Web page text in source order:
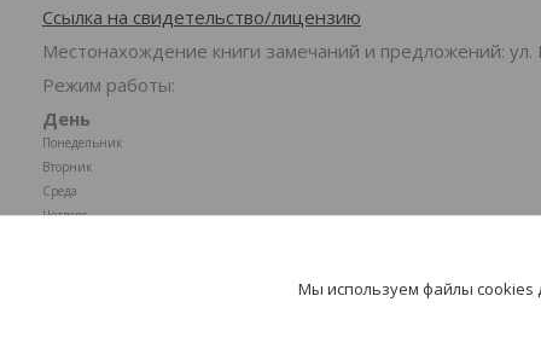
Ссылка на свидетельство/лицензию
Местонахождение книги замечаний и предложений:
Режим работы:
День
Понедельник
Вторник
Среда
Четверг
Мы используем файлы cookies